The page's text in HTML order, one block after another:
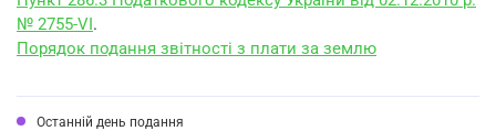
№ 2755-VI.
Порядок подання звітності з плати за землю
Останній день подання